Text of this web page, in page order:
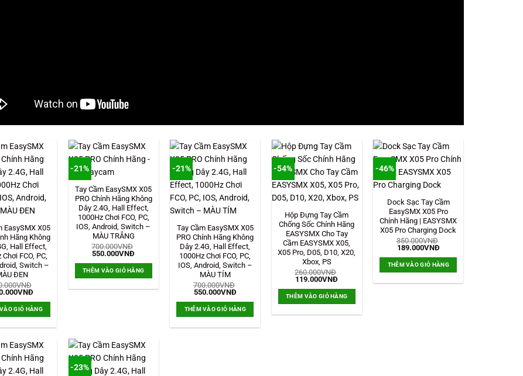
EasySMX X05
Hãng Không
Hall Effect,
FCO, PC,
Switch –
ĐEN
VNĐ
VNĐGiá
tại
là:
550.000VNĐ.
GIỎ HÀNG
-21%
Tay Cầm EasySMX X05
PRO Chính Hãng Không
Dây 2.4G, Hall Effect,
1000Hz Chơi FCO, PC,
IOS, Android, Switch –
MÀU TRẮNG
700.000VNĐ
Giá
là:
700.000VNĐ.
550.000VNĐ
tại
là:
550.000VNĐ.
THÊM VÀO GIỎ HÀNG
-21%
Tay Cầm EasySMX X05
PRO Chính Hãng Không
Dây 2.4G, Hall Effect,
1000Hz Chơi FCO, PC,
IOS, Android, Switch –
MÀU TÍM
700.000VNĐ
Giá
là:
700.000VNĐ.
550.000VNĐGiá
tại
là:
550.000VNĐ.
THÊM VÀO GIỎ HÀNG
-54%
Hộp Đựng Tay Cầm
Chống Sốc Chính Hãng
EASYSMX Cho Tay
Cầm EASYSMX X05,
X05 Pro, D05, D10, X20,
Xbox, PS
260.000VNĐ
Giá
là:
260.000VNĐ.
119.000VNĐ
tại
là:
119.000VNĐ.
THÊM VÀO GIỎ HÀNG
-46%
Dock Sạc Tay Cầm
EasySMX X05 Pro
Chính Hãng | EASYSMX
X05 Pro Charging Dock
350.000VNĐ
Giá
là:
350.000VNĐ.
189.000VNĐGiá
tại
là:
189.000VNĐ.
THÊM VÀO GIỎ HÀNG
-23%